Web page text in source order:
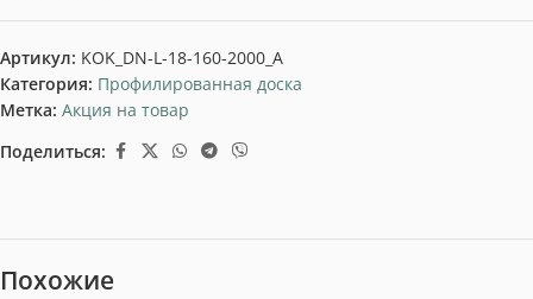
Артикул: KOK_DN-L-18-160-2000_A
Категория: Профилированная доска
Метка: Акция на товар
Поделиться:
Похожие